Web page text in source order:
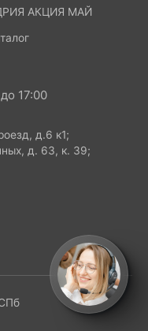
АКЦИЯ МАЙ
17:00
д.6 к1;
д. 63, к. 39;